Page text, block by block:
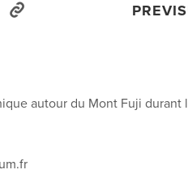
autour du Mont Fuji durant